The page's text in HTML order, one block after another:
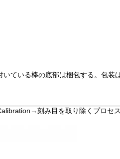
ている棒の底部は梱包する。包装
刻み目を取り除くプロセ